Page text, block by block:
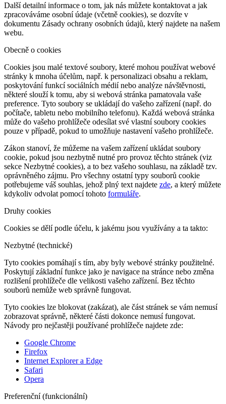
Další detailní informace o tom, jak nás můžete kontaktovat a jak
zpracováváme osobní údaje (včetně cookies), se dozvíte v
dokumentu Zásady ochrany osobních údajů, který najdete na našem
webu.
Obecně o cookies
Cookies jsou malé textové soubory, které mohou používat webové
stránky k mnoha účelům, např. k personalizaci obsahu a reklam,
poskytování funkcí sociálních médií nebo analýze návštěvnosti,
některé slouží k tomu, aby si webová stránka pamatovala vaše
preference. Tyto soubory se ukládají do vašeho zařízení (např. do
počítače, tabletu nebo mobilního telefonu). Každá webová stránka
může do vašeho prohlížeče odesílat své vlastní soubory cookies
pouze v případě, pokud to umožňuje nastavení vašeho prohlížeče.
Zákon stanoví, že můžeme na vašem zařízení ukládat soubory
cookie, pokud jsou nezbytně nutné pro provoz těchto stránek (viz
sekce Nezbytné cookies), a to bez vašeho souhlasu, na základě tzv.
oprávněného zájmu. Pro všechny ostatní typy souborů cookie
potřebujeme váš souhlas, jehož plný text najdete zde, a který můžete
kdykoliv odvolat pomocí tohoto formuláře.
Druhy cookies
Cookies se dělí podle účelu, k jakému jsou využívány a ta takto:
Nezbytné (technické)
Tyto cookies pomáhají s tím, aby byly webové stránky použitelné.
Poskytují základní funkce jako je navigace na stránce nebo změna
rozlišení prohlížeče dle velikosti vašeho zařízení. Bez těchto
souborů nemůže web správně fungovat.
Tyto cookies lze blokovat (zakázat), ale část stránek se vám nemusí
zobrazovat správně, některé části dokonce nemusí fungovat.
Návody pro nejčastěji používané prohlížeče najdete zde:
Google Chrome
Firefox
Internet Explorer a Edge
Safari
Opera
Preferenční (funkcionální)